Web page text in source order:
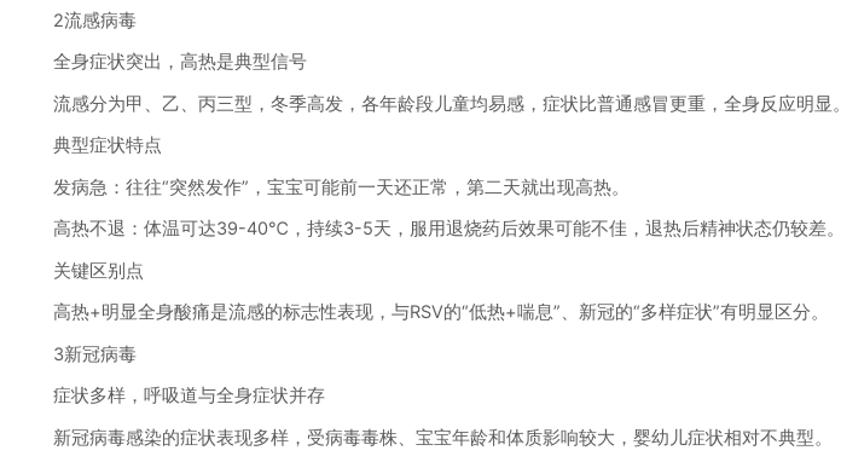
2流感病毒
全身症状突出，高热是典型信号
流感分为甲、乙、丙三型，冬季高发，各年龄段儿童均易感，症状比普通感冒更重，全身反应明显。
典型症状特点
发病急：往往“突然发作”，宝宝可能前一天还正常，第二天就出现高热。
高热不退：体温可达39-40℃，持续3-5天，服用退烧药后效果可能不佳，退热后精神状态仍较差。
关键区别点
高热+明显全身酸痛是流感的标志性表现，与RSV的“低热+喘息”、新冠的“多样症状”有明显区分。
3新冠病毒
症状多样，呼吸道与全身症状并存
新冠病毒感染的症状表现多样，受病毒毒株、宝宝年龄和体质影响较大，婴幼儿症状相对不典型。